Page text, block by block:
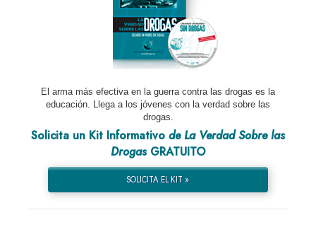
El arma más efectiva en la guerra contra las drogas es la
educación. Llega a los jóvenes con la verdad sobre las
drogas.
Solicita un Kit Informativo de La Verdad Sobre las
DrogasGRATUITO
SOLICITA EL KIT »